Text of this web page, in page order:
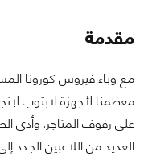
مقدمة
مع وباء فيروس كورونا
معظمنا لأجهزة لابتوب
على رفوف المتاجر. وأدى
العديد من اللاعبين